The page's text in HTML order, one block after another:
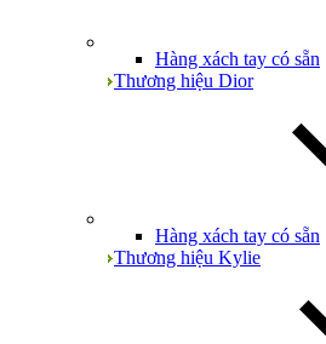
Hàng xách tay có sẵn
Thương hiệu Dior
Hàng xách tay có sẵn
Thương hiệu Kylie